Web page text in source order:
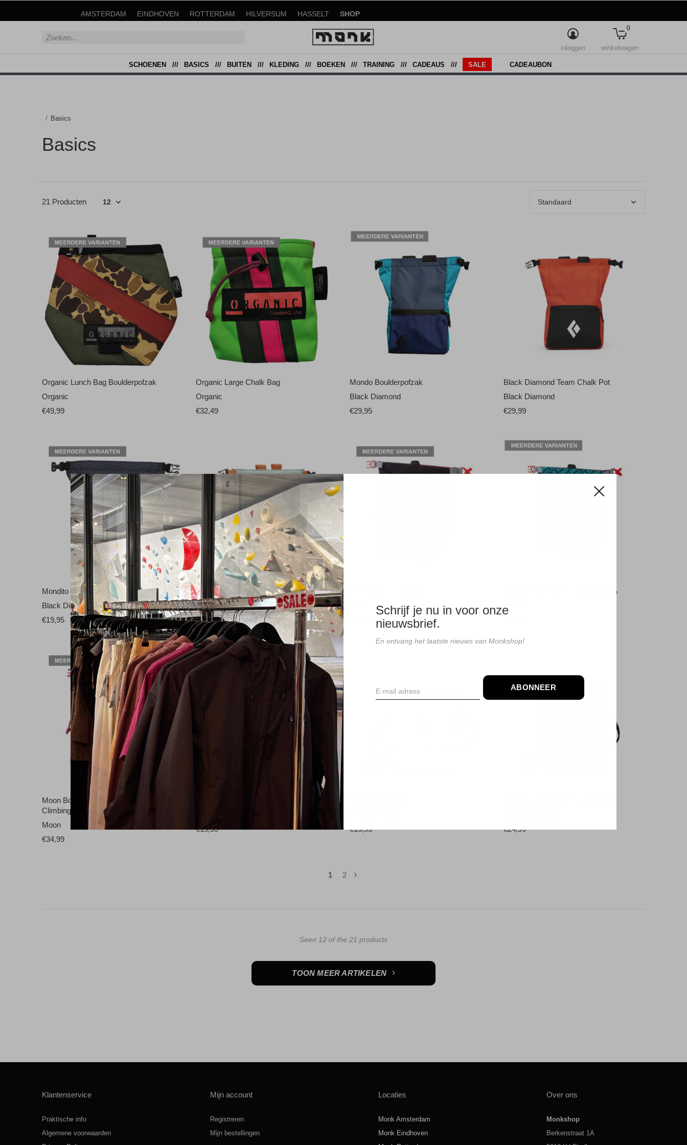
Schrijf je nu in voor onze
nieuwsbrief.
En ontvang het laatste nieuws van Monkshop!
ABONNEER
SCHOENEN BASICS BUITEN KLEDING BOEKEN TRAINING CADEAUS SALE CADEAUBON
inloggen winkelwagen
0
AMSTERDAM EINDHOVEN ROTTERDAM HILVERSUM HASSELT SHOP
Basics
Basics
21 Producten
Organic Lunch Bag Boulderpofzak
Organic
€49,99
Organic Large Chalk Bag
Organic
€32,49
Mondo Boulderpofzak
Black Diamond
€29,95
Black Diamond Team Chalk Pot
Black Diamond
€29,99
Mondito Boulderpofzak
Black Diamond
€19,95
Black Diamond Supermondo Chalk Pot
Black Diamond
€49,99
Moon Bouldering Chalk Bag 100%
Moon Bouldering Chalk Bag 100%
Climbing
Moon
€34,99
Black Diamond Mojo Chalk Bag
€15,95
€15,95
€24,99
1 2
Seen 12 of the 21 products
TOON MEER ARTIKELEN
Klantenservice
Praktische info
Algemene voorwaarden
Mijn account
Registreren
Mijn bestellingen
Locaties
Monk Amsterdam
Monk Eindhoven
Over ons
Monkshop
Berkenstraat 1A